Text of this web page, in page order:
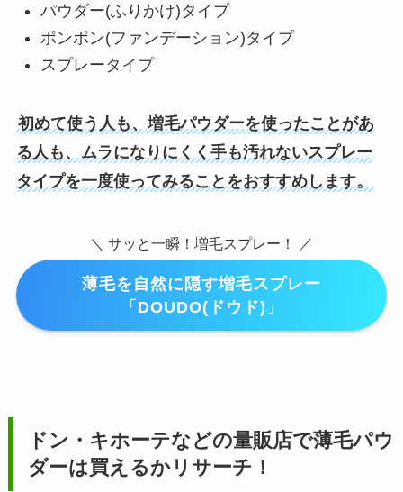
パウダー(ふりかけ)タイプ
ポンポン(ファンデーション)タイプ
スプレータイプ
初めて使う人も、増毛パウダーを使ったことがあ
る人も、ムラになりにくく手も汚れないスプレー
タイプを一度使ってみることをおすすめします。
＼ サッと一瞬！増毛スプレー！ ／
薄毛を自然に隠す増毛スプレー
「DOUDO(ドウド)」
ドン・キホーテなどの量販店で薄毛パウ
ダーは買えるかリサーチ！